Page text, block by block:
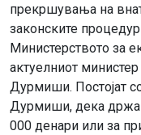
прекршувања на
законските
Министерството за
актуелниот
Дурмиши. Постојат
Дурмиши, дека
000 денари или за